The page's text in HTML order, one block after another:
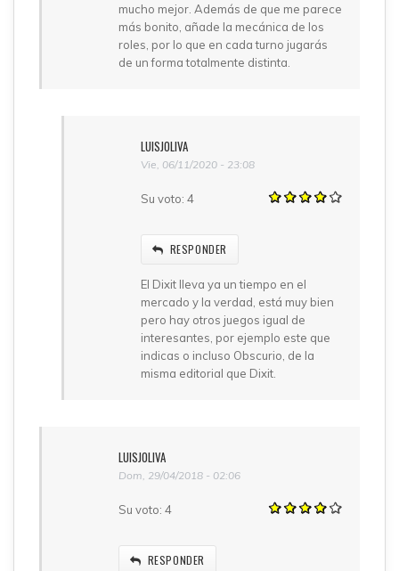
mucho mejor. Además de que me parece
más bonito, añade la mecánica de los
roles, por lo que en cada turno jugarás
de un forma totalmente distinta.
LUISJOLIVA
Vie, 06/11/2020 - 23:08
Su voto: 4
RESPONDER
El Dixit lleva ya un tiempo en el
mercado y la verdad, está muy bien
pero hay otros juegos igual de
interesantes, por ejemplo este que
indicas o incluso Obscurio, de la
misma editorial que Dixit.
LUISJOLIVA
Dom, 29/04/2018 - 02:06
Su voto: 4
RESPONDER